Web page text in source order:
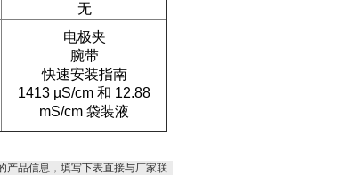
无
电极夹
腕带
快速安装指南
1413 µS/cm 和 12.88
mS/cm 袋装液
产品信息，填写下表直接与厂家联